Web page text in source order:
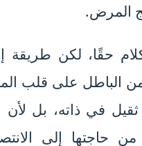
المرض.
حقًا، لكن طريقة
الباطل على قلب
ثقيل في ذاته، بل
حاجتها إلى